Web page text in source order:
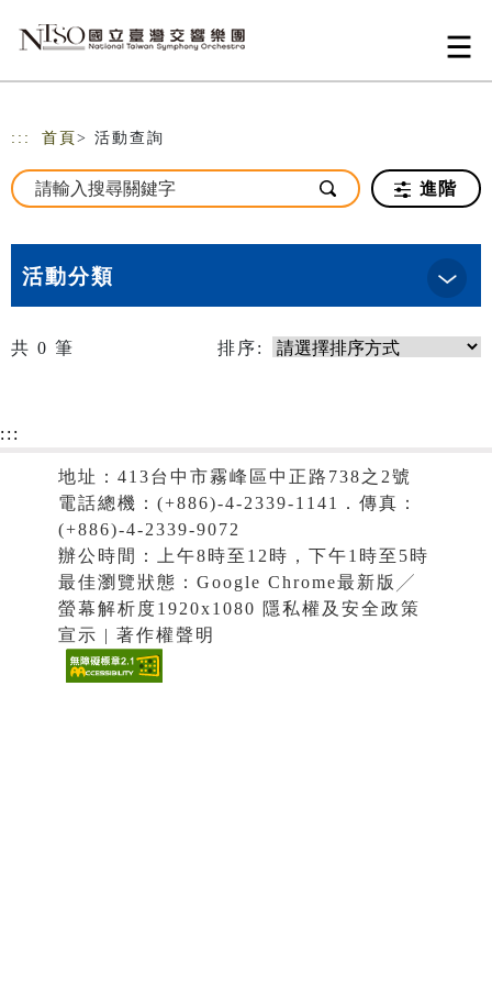
::: 首頁 > 活動查詢
進階
活動分類
共 0 筆 排序:
:::
地址：413台中市霧峰區中正路738之2號
電話總機：(+886)-4-2339-1141．傳真：
(+886)-4-2339-9072
辦公時間：上午8時至12時，下午1時至5時
最佳瀏覽狀態：Google Chrome最新版╱
螢幕解析度1920x1080 隱私權及安全政策
宣示 | 著作權聲明